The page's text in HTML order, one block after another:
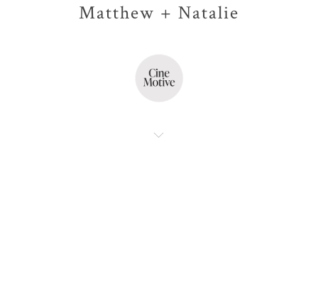
Matthew + Natalie